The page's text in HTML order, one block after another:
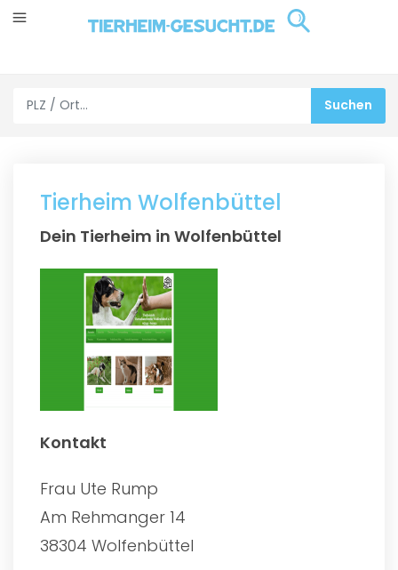
Tierheim Wolfenbüttel
Dein Tierheim in Wolfenbüttel
Kontakt
Frau Ute Rump
Am Rehmanger 14
38304 Wolfenbüttel